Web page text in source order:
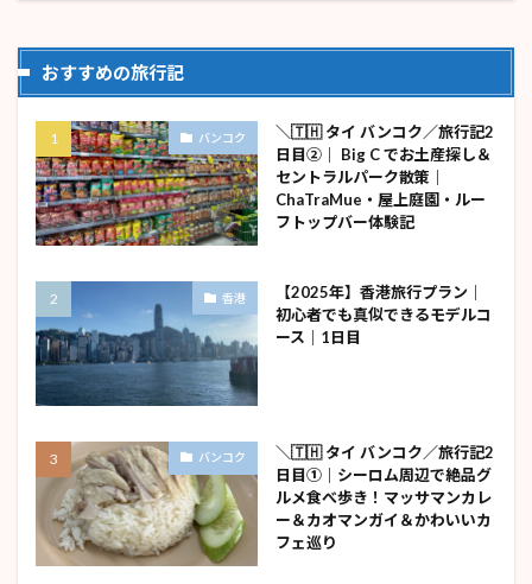
おすすめの旅行記
バンコク
＼🇹🇭 タイ バンコク／旅行記2
日目②｜ Big C でお土産探し＆
セントラルパーク散策｜
ChaTraMue・屋上庭園・ルー
フトップバー体験記
香港
【2025年】香港旅行プラン｜
初心者でも真似できるモデルコ
ース｜1日目
バンコク
＼🇹🇭 タイ バンコク／旅行記2
日目①｜シーロム周辺で絶品グ
ルメ食べ歩き！マッサマンカレ
ー＆カオマンガイ＆かわいいカ
フェ巡り